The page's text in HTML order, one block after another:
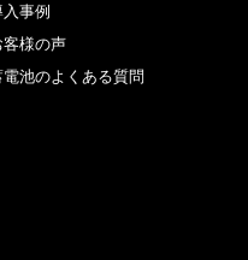
入事例
客様の声
電池のよくある質問